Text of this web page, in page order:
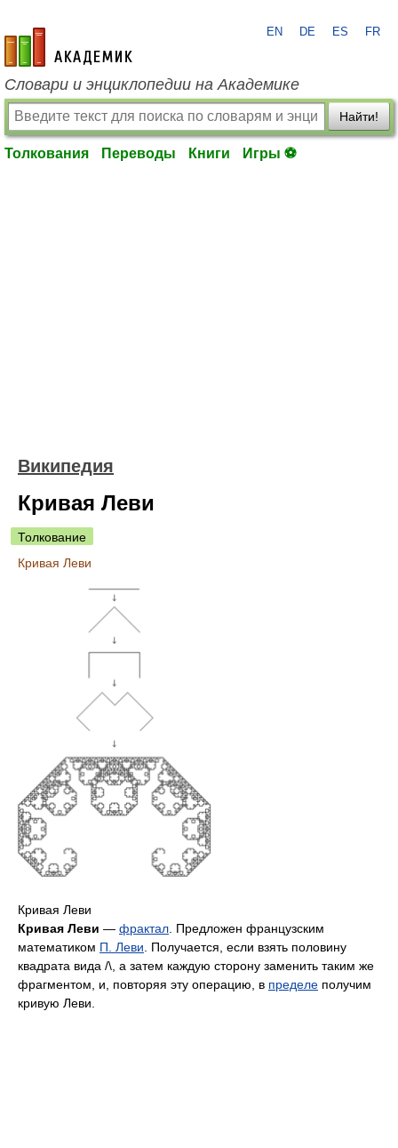
academic.ru
EN DE ES FR
Словари и энциклопедии на Академике
Найти!
Толкования Переводы Книги Игры ⚽
Википедия
Кривая Леви
Толкование
Кривая Леви
Кривая Леви
Кривая Леви — фрактал . Предложен французским
математиком П. Леви . Получается, если взять половину
квадрата вида /\, а затем каждую сторону заменить таким же
фрагментом, и, повторяя эту операцию, в пределе получим
кривую Леви.